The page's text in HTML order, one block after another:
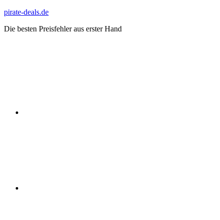
Zum
springen
pirate-deals.de
Die besten Preisfehler aus erster Hand